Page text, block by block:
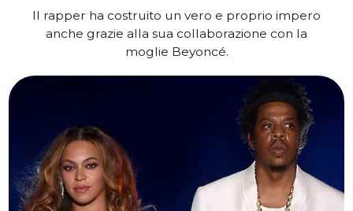
Il rapper ha costruito un vero e proprio impero
anche grazie alla sua collaborazione con la
moglie Beyoncé.